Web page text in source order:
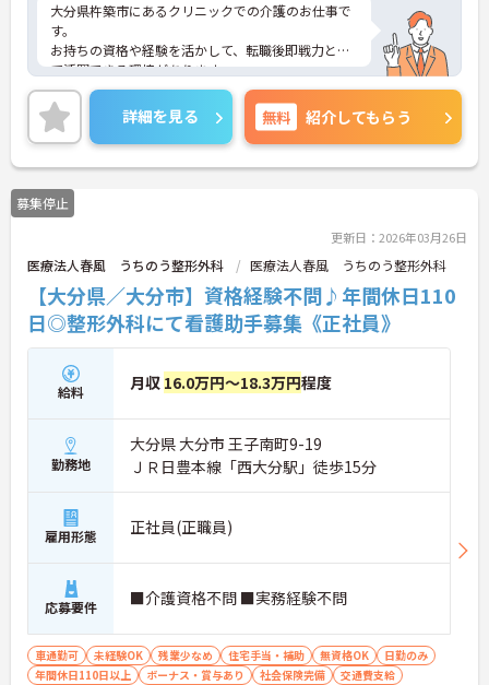
大分県杵築市にあるクリニックでの介護のお仕事で
す。
お持ちの資格や経験を活かして、転職後即戦力とし
て活躍できる環境があります。
賞与や各種手当、退職金などの待遇が一通り整って
おり、安定した環境の中で働きたい方にピッタリで
す。
マイカー通勤可能で毎日の通勤が楽々という点も魅
力です♪
ご興味がある方は是非一度マイナビまでお問合せ下
さい。更に詳細などお伝えします。
詳細を見る 無料 紹介してもらう
募集停止
更新日：2026年03月26日
医療法人春風 うちのう整形外科 医療法人春風 うちのう整形外科
【大分県／大分市】資格経験不問♪年間休日110
日◎整形外科にて看護助手募集《正社員》
給料 月収 16.0万円～18.3万円程度
勤務地
大分県 大分市 王子南町9-19
ＪＲ日豊本線「西大分駅」徒歩15分
雇用形態 正社員(正職員)
応募要件 ■介護資格不問 ■実務経験不問
車通勤可 未経験OK 残業少なめ 住宅手当・補助 無資格OK
日勤のみ
年間休日110日以上
ボーナス・賞与あり 社会保険完備
交通費支給